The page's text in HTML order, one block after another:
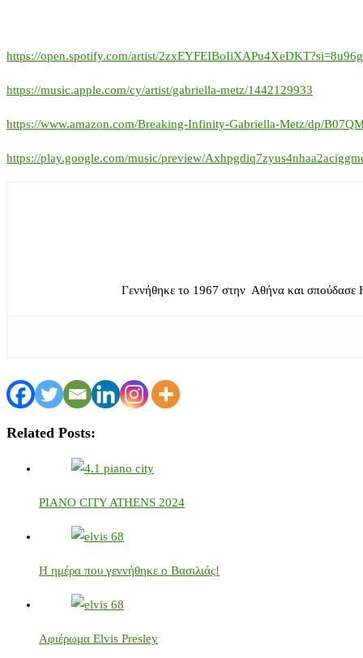
https://open.spotify.com/artist/
https://music.apple.com/cy/artist/gabriella-metz/1442129933
https://www.amazon.com/Breaking-Infinity-Gabriella-Metz/dp/
https://play.google.com/music/preview/
Γεννήθηκε το 1967 στην Αθήνα και σπούδασε
Related Posts:
PIANO CITY ATHENS 2024
Η ημέρα που γεννήθηκε ο Βασιλιάς!
Αφιέρωμα Elvis Presley